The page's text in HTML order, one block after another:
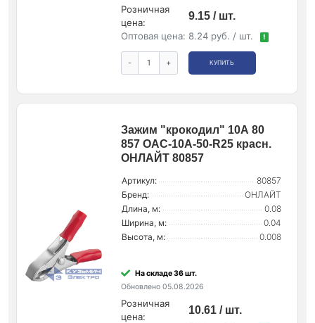
Розничная
цена:
9.15 / шт.
Оптовая цена: 8.24 руб. / шт. !
- + КУПИТЬ
Зажим "крокодил" 10А 80
857 OAC-10A-50-R25 красн.
ОНЛАЙТ 80857
Артикул:
80857
Бренд:
ОНЛАЙТ
Длина, м:
0.08
Ширина, м:
0.04
Высота, м:
0.008
На складе 36 шт.
Обновлено 05.08.2026
Розничная
цена:
10.61 / шт.